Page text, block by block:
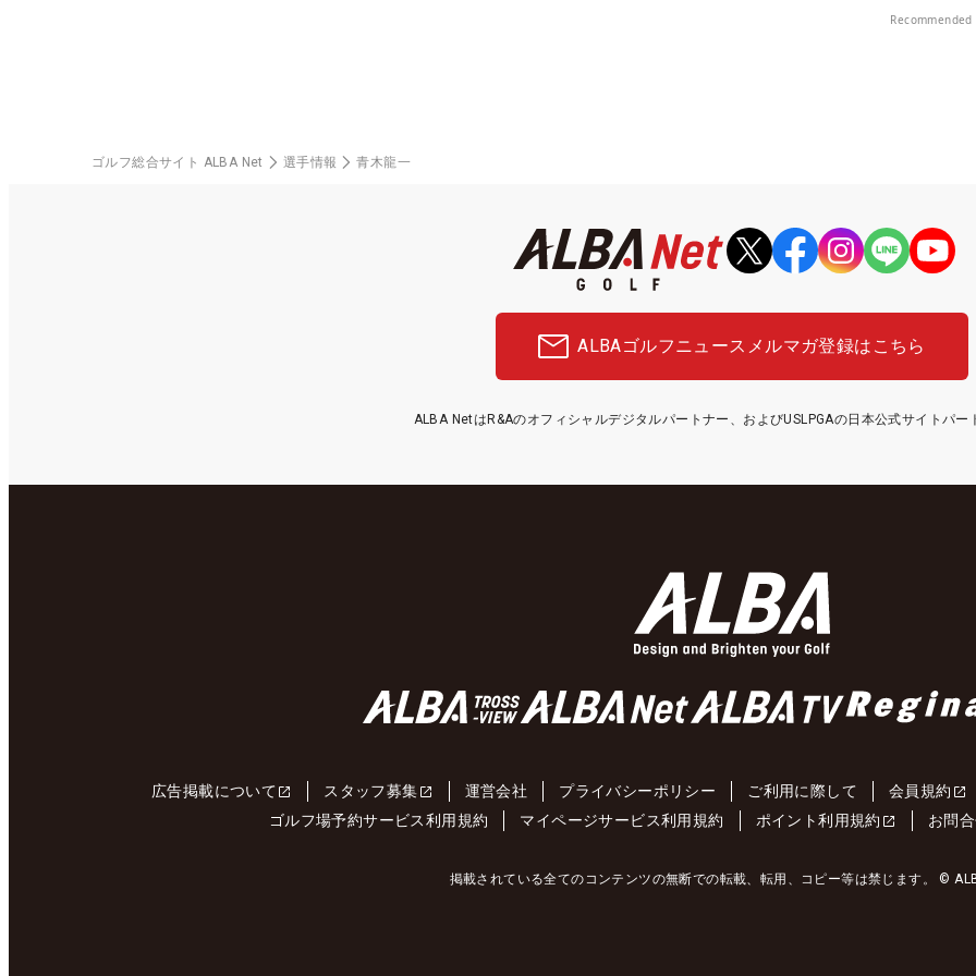
Recommended
ゴルフ総合サイト ALBA Net 選手情報 青木龍一
ALBAゴルフニュース メルマガ登録はこちら
ALBA NetはR&Aのオフィシャルデジタルパートナー、およびUSLPGAの日本公式サイトパー
広告掲載について スタッフ募集 運営会社 プライバシーポリシー ご利用に際して 会員規約
ゴルフ場予約サービス利用規約
マイページサービス利用規約 ポイント利用規約 お問
掲載されている全てのコンテンツの無断での転載、転用、コピー等は禁じます。 ©